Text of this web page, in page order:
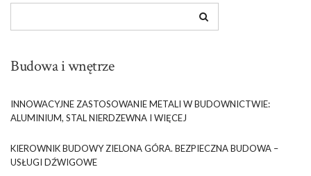
Budowa i wnętrze
INNOWACYJNE ZASTOSOWANIE METALI W BUDOWNICTWIE:
ALUMINIUM, STAL NIERDZEWNA I WIĘCEJ
KIEROWNIK BUDOWY ZIELONA GÓRA. BEZPIECZNA BUDOWA –
USŁUGI DŹWIGOWE